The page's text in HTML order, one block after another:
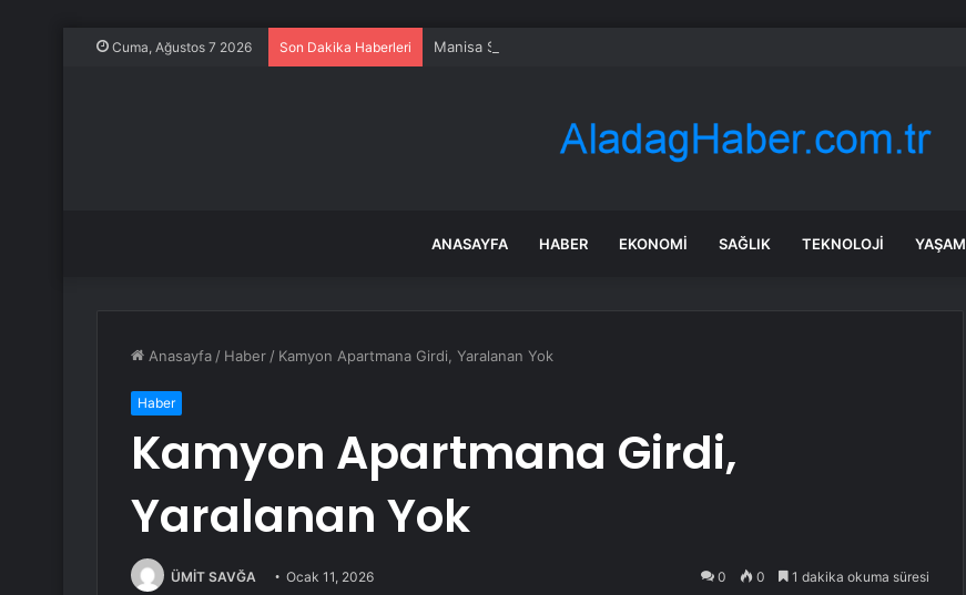
Cuma, Ağustos 7 2026 Son Dakika Haberleri Manisa Saruhanlı’ya Büyükşehir’den tarımsal destek
ANASAYFA HABER EKONOMI SAĞLIK TEKNOLOJI YAŞAM
Anasayfa / Haber / Kamyon Apartmana Girdi, Yaralanan Yok
Haber
Kamyon Apartmana Girdi,
Yaralanan Yok
ÜMİT SAVĞA Ocak 11, 2026 0 0 1 dakika okuma süresi